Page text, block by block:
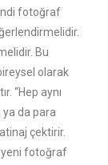
fotoğraf
Bu
olarak
“Hep aynı
ya da para
çektirir.
yeni fotoğraf